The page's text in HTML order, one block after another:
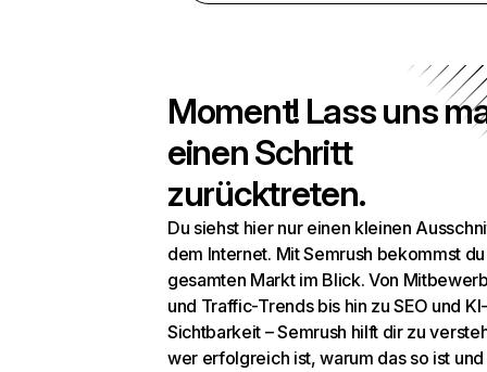
Moment! Lass uns
einen Schritt
zurücktreten.
Du siehst hier nur einen kleinen
dem Internet. Mit Semrush bekommst
gesamten Markt im Blick. Von
und Traffic-Trends bis hin zu SEO und KI-
Sichtbarkeit – Semrush hilft dir zu
wer erfolgreich ist, warum das so ist